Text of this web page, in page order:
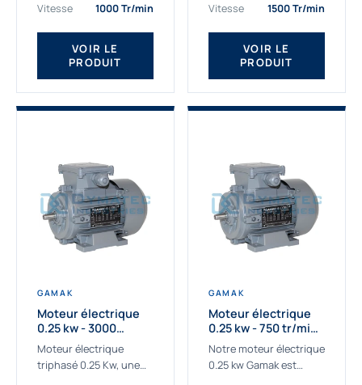
permet de livrer
rapidement tous types
de moteurs.
Ce moteur...
Vitesse
1000 Tr/min
VOIR LE
PRODUIT
sélectionné pour la très
haute...
Vitesse
1500 Tr/min
VOIR LE
PRODUIT
GAMAK
Moteur électrique
0.25 kw - 3000
Tr/min - 230/400V -
IE2
Moteur électrique
triphasé 0.25 Kw, une
GAMAK
Moteur électrique
0.25 kw - 750 tr/min -
230/400V - IE2
Notre moteur électrique
0.25 kw Gamak est